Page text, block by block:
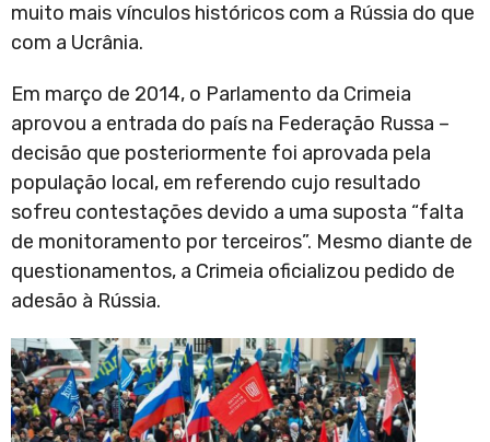
muito mais vínculos históricos com a Rússia do que
com a Ucrânia.
Em março de 2014, o Parlamento da Crimeia
aprovou a entrada do país na Federação Russa –
decisão que posteriormente foi aprovada pela
população local, em referendo cujo resultado
sofreu contestações devido a uma suposta “falta
de monitoramento por terceiros”. Mesmo diante de
questionamentos, a Crimeia oficializou pedido de
adesão à Rússia.